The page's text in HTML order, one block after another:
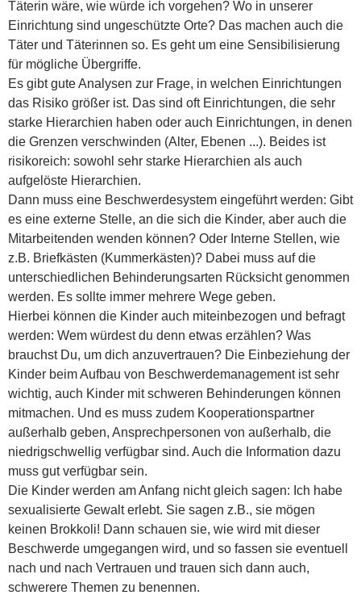
Täterin wäre, wie würde ich vorgehen? Wo in unserer
Einrichtung sind ungeschützte Orte? Das machen auch die
Täter und Täterinnen so. Es geht um eine Sensibilisierung
für mögliche Übergriffe.
Es gibt gute Analysen zur Frage, in welchen Einrichtungen
das Risiko größer ist. Das sind oft Einrichtungen, die sehr
starke Hierarchien haben oder auch Einrichtungen, in denen
die Grenzen verschwinden (Alter, Ebenen ...). Beides ist
risikoreich: sowohl sehr starke Hierarchien als auch
aufgelöste Hierarchien.
Dann muss eine Beschwerdesystem eingeführt werden: Gibt
es eine externe Stelle, an die sich die Kinder, aber auch die
Mitarbeitenden wenden können? Oder Interne Stellen, wie
z.B. Briefkästen (Kummerkästen)? Dabei muss auf die
unterschiedlichen Behinderungsarten Rücksicht genommen
werden. Es sollte immer mehrere Wege geben.
Hierbei können die Kinder auch miteinbezogen und befragt
werden: Wem würdest du denn etwas erzählen? Was
brauchst Du, um dich anzuvertrauen? Die Einbeziehung der
Kinder beim Aufbau von Beschwerdemanagement ist sehr
wichtig, auch Kinder mit schweren Behinderungen können
mitmachen. Und es muss zudem Kooperationspartner
außerhalb geben, Ansprechpersonen von außerhalb, die
niedrigschwellig verfügbar sind. Auch die Information dazu
muss gut verfügbar sein.
Die Kinder werden am Anfang nicht gleich sagen: Ich habe
sexualisierte Gewalt erlebt. Sie sagen z.B., sie mögen
keinen Brokkoli! Dann schauen sie, wie wird mit dieser
Beschwerde umgegangen wird, und so fassen sie eventuell
nach und nach Vertrauen und trauen sich dann auch,
schwerere Themen zu benennen.